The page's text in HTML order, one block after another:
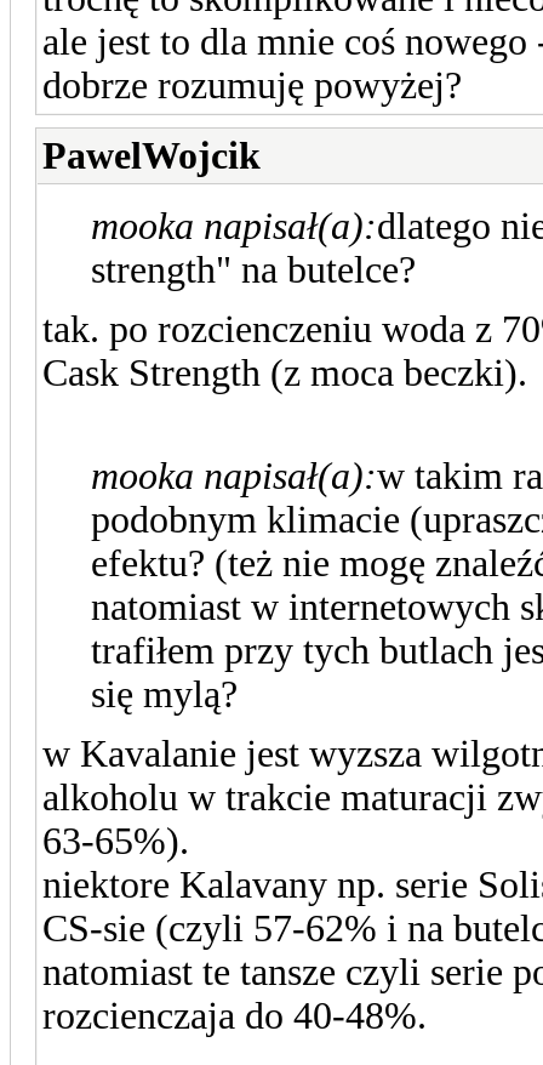
ale jest to dla mnie coś
dobrze rozumuję powyżej?
PawelWojcik
mooka napisał(a):dlatego
strength" na butelce?
tak. po rozcienczeniu woda z
Cask Strength (z moca beczki).
mooka napisał(a):w takim
podobnym klimacie
efektu? (też nie mogę
natomiast w internetowych
trafiłem przy tych butlach
się mylą?
w Kavalanie jest wyzsza
alkoholu w trakcie maturacji
63-65%).
niektore Kalavany np. serie
CS-sie (czyli 57-62% i na
natomiast te tansze czyli serie
rozcienczaja do 40-48%.